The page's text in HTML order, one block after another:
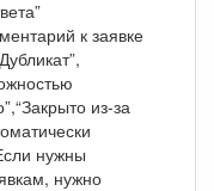
к заявке
из-за
нужны
нужно